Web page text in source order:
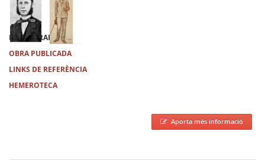
BIBLIOGRAFIA
OBRA PUBLICADA
LINKS DE REFERÈNCIA
HEMEROTECA
Aporta més informació